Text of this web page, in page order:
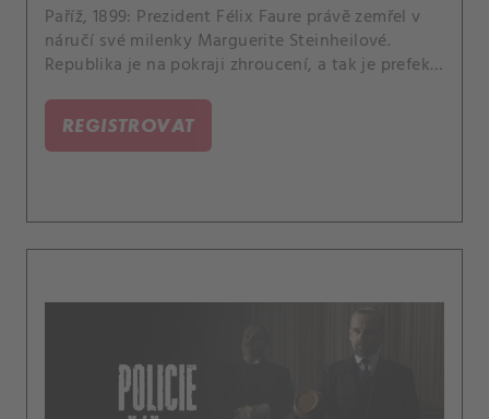
Paříž, 1899: Prezident Félix Faure právě zemřel v
náručí své milenky Marguerite Steinheilové.
Republika je na pokraji zhroucení, a tak je prefekt
REGISTROVAT